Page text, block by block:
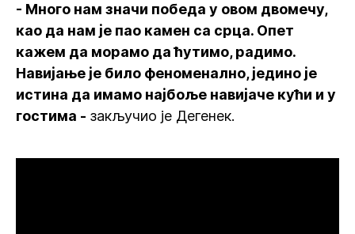
- Много нам значи победа у овом двомечу,
као да нам је пао камен са срца. Опет
кажем да морамо да ћутимо, радимо.
Навијање је било феноменално, једино је
истина да имамо најбоље навијаче кући и у
гостима - закључио је Дегенек.